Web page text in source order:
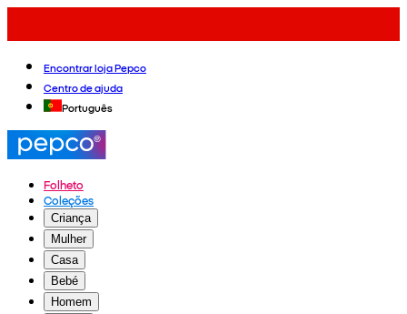
Encontrar loja Pepco
Centro de ajuda
Português
Folheto
Coleções
Criança
Mulher
Casa
Bebé
Homem